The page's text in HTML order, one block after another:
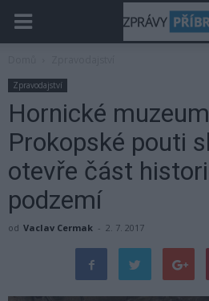
Zpravodajství
Hornické
Prokopské pouti
otevře část
podzemí
od Vaclav Cermak - 2. 7. 2017